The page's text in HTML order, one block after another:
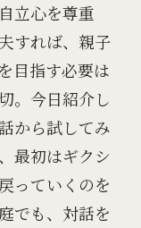
立心を尊重
すれば、親子
目指す必要は
。今日紹介し
から試してみ
最初はギクシ
っていくのを
でも、対話を